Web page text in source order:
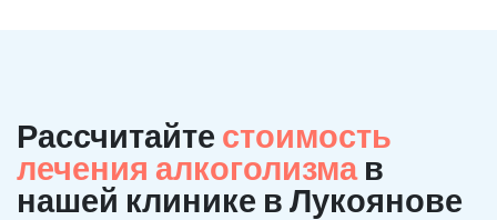
Рассчитайте стоимость
лечения алкоголизма в
нашей клинике в Лукоянове